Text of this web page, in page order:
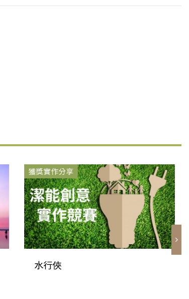
獲獎實作分享
水行俠